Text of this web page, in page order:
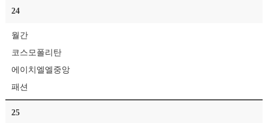
24
월간
코스모폴리탄
에이치엘엘중앙
패션
25